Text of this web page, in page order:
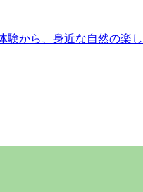
験から、身近な自然の楽し